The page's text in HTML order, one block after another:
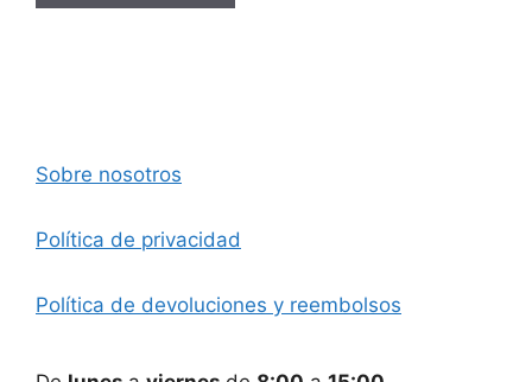
Sobre nosotros
Política de privacidad
Política de devoluciones y reembolsos